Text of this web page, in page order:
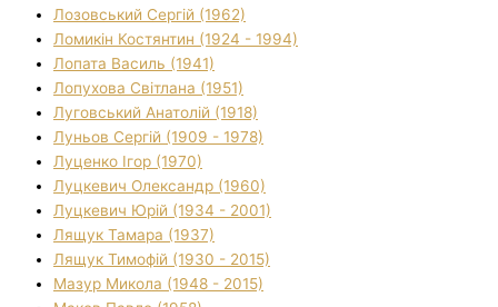
Лозовський Сергій (1962)
Ломикін Костянтин (1924 - 1994)
Лопата Василь (1941)
Лопухова Світлана (1951)
Луговський Анатолій (1918)
Луньов Сергій (1909 - 1978)
Луценко Ігор (1970)
Луцкевич Олександр (1960)
Луцкевич Юрій (1934 - 2001)
Лящук Тамара (1937)
Лящук Тимофій (1930 - 2015)
Мазур Микола (1948 - 2015)